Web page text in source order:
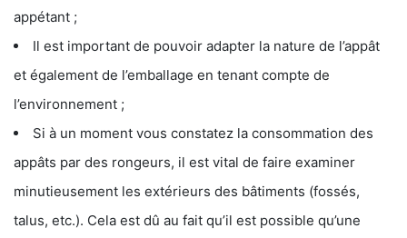
appétant ;
Il est important de pouvoir adapter la nature de l’appât
et également de l’emballage en tenant compte de
l’environnement ;
Si à un moment vous constatez la consommation des
appâts par des rongeurs, il est vital de faire examiner
minutieusement les extérieurs des bâtiments (fossés,
talus, etc.). Cela est dû au fait qu’il est possible qu’une